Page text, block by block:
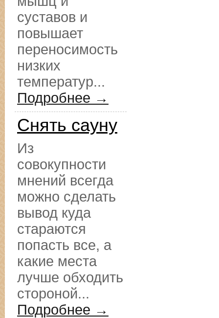
суставов и
повышает
переносимость
низких
температур...
Подробнее →
Снять сауну
Из
совокупности
мнений всегда
можно сделать
вывод куда
стараются
попасть все, а
какие места
лучше обходить
стороной...
Подробнее →